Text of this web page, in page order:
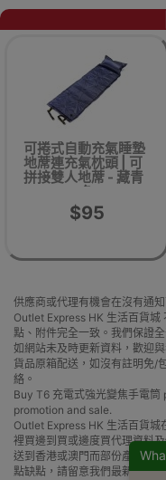
可捲式自動充氣睡墊
地蓆連充氣枕頭 | 可
拼接雙人地蓆 - 藏青
色
$95
供應商或代理有機會在沒有通
Outlet Express HK 生活百貨城
點、附件完全一致。我們保證
如網站未及時更新資料，歡迎與
貨品原箱配送，如沒有註明免/
絡。
Buy T6 充電式強光變焦手電
promotion and sale.
Outlet Express HK 生活百貨城
裡買邊到買或邊度買代理資料
送到香港或澳門而部份產品比
點缺點，請留意我們最新產品